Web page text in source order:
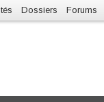
Dossiers Forums